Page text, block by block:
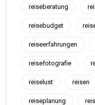
reiseberatung
reisebudget
reiseerfahrungen
reisefotografie
reiselust reisen
reiseplanung